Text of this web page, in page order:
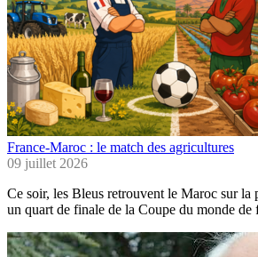
France-Maroc : le match des agricultures
09 juillet 2026
Ce soir, les Bleus retrouvent le Maroc sur la
un quart de finale de la Coupe du monde